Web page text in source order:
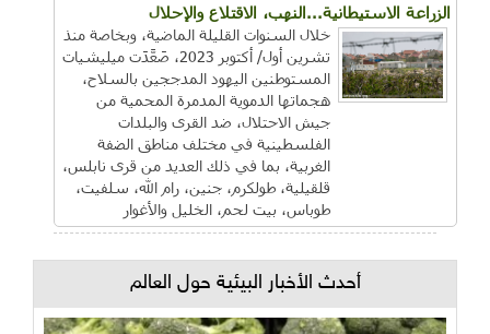
الزراعة الاستيطانية...النهب، الاقتلاع والإحلال
خلال السنوات القليلة الماضية، وبخاصة منذ
تشرين أول/ أكتوبر 2023، صَعَّدَت ميليشيات
المستوطنين اليهود المدججين بالسلاح،
هجماتها الدموية المدمرة المحمية من
جيش الاحتلال، ضد القرى والبلدات
الفلسطينية في مختلف مناطق الضفة
الغربية، بما في ذلك العديد من قرى نابلس،
قلقيلية، طولكرم، جنين، رام الله، سلفيت،
طوباس، بيت لحم، الخليل والأغوار
أحدث الأخبار البيئية حول العالم